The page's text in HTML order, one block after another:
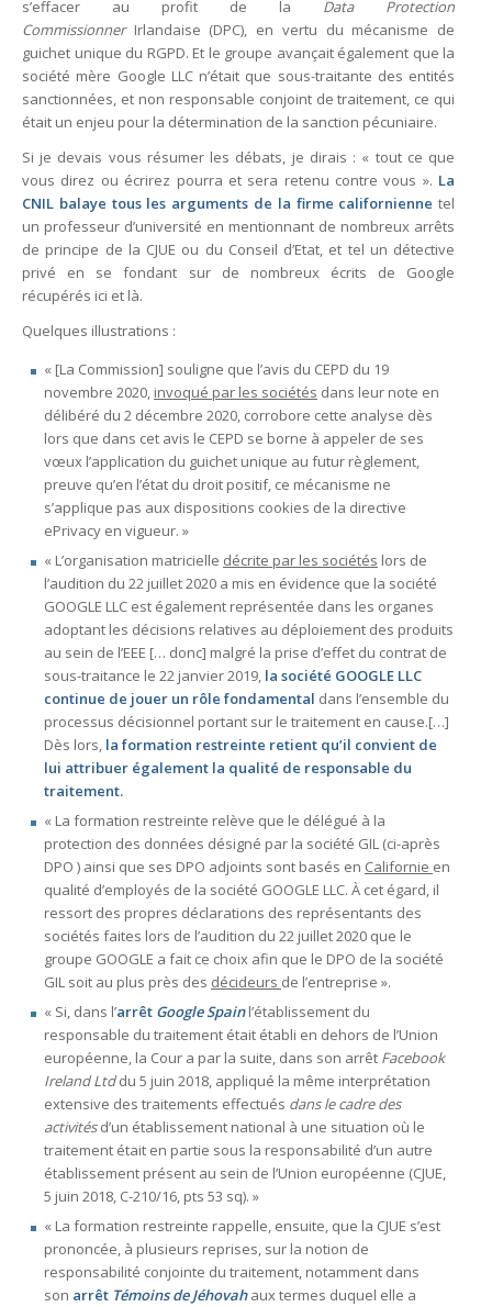
s’effacer au profit de la Data Protection
CommissionnerIrlandaise (DPC), en vertu du mécanisme de
guichet unique du RGPD. Et le groupe avançait également que la
société mère Google LLC n’était que sous-traitante des entités
sanctionnées, et non responsable conjoint de traitement, ce qui
était un enjeu pour la détermination de la sanction pécuniaire.
Si je devais vous résumer les débats, je dirais : « tout ce que
vous direz ou écrirez pourra et sera retenu contre vous ». La
CNIL balaye tous les arguments de la firme californiennetel
un professeur d’université en mentionnant de nombreux arrêts
de principe de la CJUE ou du Conseil d’Etat, et tel un détective
privé en se fondant sur de nombreux écrits de Google
récupérés ici et là.
Quelques illustrations :
« [La Commission] souligne que l’avis du CEPD du 19
novembre 2020, invoqué par les sociétés dans leur note en
délibéré du 2 décembre 2020, corrobore cette analyse dès
lors que dans cet avis le CEPD se borne à appeler de ses
vœux l’application du guichet unique au futur règlement,
preuve qu’en l’état du droit positif, ce mécanisme ne
s’applique pas aux dispositions cookies de la directive
ePrivacy en vigueur. »
« L’organisation matricielle décrite par les sociétés lors de
l’audition du 22 juillet 2020 a mis en évidence que la société
GOOGLE LLC est également représentée dans les organes
adoptant les décisions relatives au déploiement des produits
au sein de l’EEE [… donc] malgré la prise d’effet du contrat de
sous-traitance le 22 janvier 2019, la société GOOGLE LLC
continue de jouer un rôle fondamental dans l’ensemble du
processus décisionnel portant sur le traitement en cause.[…]
Dès lors, la formation restreinte retient qu’il convient de
lui attribuer également la qualité de responsable du
traitement.
« La formation restreinte relève que le délégué à la
protection des données désigné par la société GIL (ci-après
DPO ) ainsi que ses DPO adjoints sont basés en Californie en
qualité d’employés de la société GOOGLE LLC. À cet égard, il
ressort des propres déclarations des représentants des
sociétés faites lors de l’audition du 22 juillet 2020 que le
groupe GOOGLE a fait ce choix afin que le DPO de la société
GIL soit au plus près des décideurs de l’entreprise ».
« Si, dans l’arrêt Google Spainl’établissement du
responsable du traitement était établi en dehors de l’Union
européenne, la Cour a par la suite, dans son arrêt Facebook
Ireland Ltddu 5 juin 2018, appliqué la même interprétation
extensive des traitements effectués dans le cadre des
activitésd’un établissement national à une situation où le
traitement était en partie sous la responsabilité d’un autre
établissement présent au sein de l’Union européenne (CJUE,
5 juin 2018, C-210/16, pts 53 sq). »
« La formation restreinte rappelle, ensuite, que la CJUE s’est
prononcée, à plusieurs reprises, sur la notion de
responsabilité conjointe du traitement, notamment dans
son arrêt Témoins de Jéhovah aux termes duquel elle a